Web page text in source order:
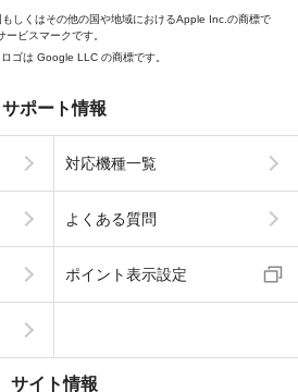
しくはその他の国や地域におけるApple Inc.の商標で
ビスマークです。
ゴは Google LLC の商標です。
サポート情報
対応機種一覧
よくある質問
ポイント表示設定
サイト情報